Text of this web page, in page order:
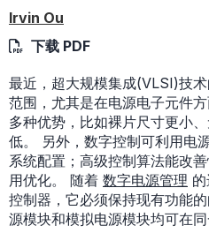
Irvin Ou
下载 PDF
最近，超大规模集成(VLSI)技
范围，尤其是在电源电子元件
多种优势，比如裸片尺寸更小
低。 另外，数字控制可利用电
系统配置；高级控制算法能改
用优化。 随着 数字电源管理
控制器，它必须保持现有功能
源模块和模拟电源模块均可在同